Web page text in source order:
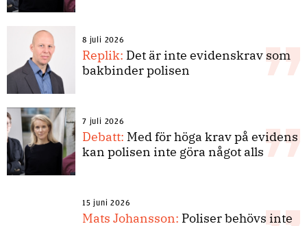
8 juli 2026
Replik: Det är inte evidenskrav som
bakbinder polisen
7 juli 2026
Debatt: Med för höga krav på evidens
kan polisen inte göra något alls
15 juni 2026
Mats Johansson: Poliser behövs inte